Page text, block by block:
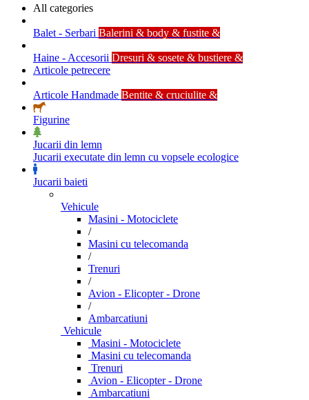
All categories
Balet - Serbari Balerini & body & fustite &
Haine - Accesorii Dresuri & sosete & bustiere &
Articole petrecere
Articole Handmade Bentite & cruciulite &
Figurine
Jucarii din lemn
Jucarii executate din lemn cu vopsele ecologice
Jucarii baieti
Vehicule
Masini - Motociclete
/
Masini cu telecomanda
/
Trenuri
/
Avion - Elicopter - Drone
/
Ambarcatiuni
Vehicule
Masini - Motociclete
Masini cu telecomanda
Trenuri
Avion - Elicopter - Drone
Ambarcatiuni